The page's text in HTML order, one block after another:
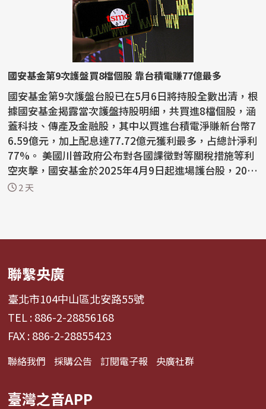
國安基金第9次護盤買8檔個股 靠台積電賺77億最多
國安基金第9次護盤台股已在5月6日將持股全數出清，根
據國安基金揭露當次護盤持股明細，共買進8檔個股，涵
蓋科技、傳產及金融股，其中以買進台積電淨賺新台幣7
6.59億元，加上配息達77.72億元獲利最多，占總計淨利
77%。 美國川普政府公布對各國課徵對等關稅措施等利
空夾擊，國安基金於2025年4月9日起進場護台股，202
6...2 天
聯繫央廣
臺北市104中山區北安路55號
TEL : 886-2-28856168
FAX : 886-2-28855423
聯絡我們 採購公告 訂閱電子報 央廣社群
臺灣之音APP